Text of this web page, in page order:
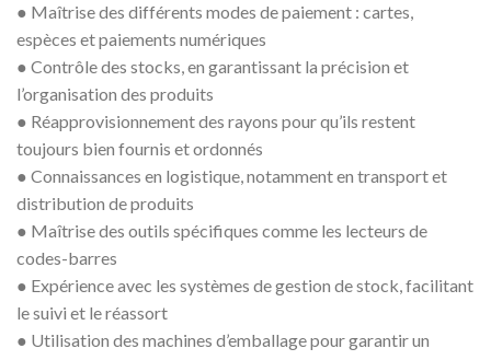
● Maîtrise des différents modes de paiement : cartes,
espèces et paiements numériques
● Contrôle des stocks, en garantissant la précision et
l’organisation des produits
● Réapprovisionnement des rayons pour qu’ils restent
toujours bien fournis et ordonnés
● Connaissances en logistique, notamment en transport et
distribution de produits
● Maîtrise des outils spécifiques comme les lecteurs de
codes-barres
● Expérience avec les systèmes de gestion de stock, facilitant
le suivi et le réassort
● Utilisation des machines d’emballage pour garantir un